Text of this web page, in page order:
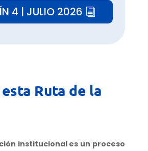
4 | JULIO 2026
Ruta de la
institucional es un proceso